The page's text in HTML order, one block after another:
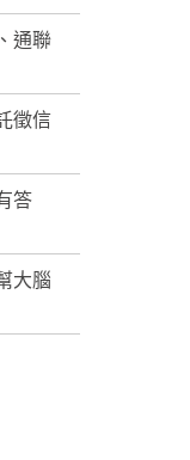
通聯
徵信
答
大腦